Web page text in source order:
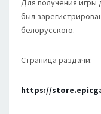
Для получения игры
был
белорусского.
Страница раздачи:
https://